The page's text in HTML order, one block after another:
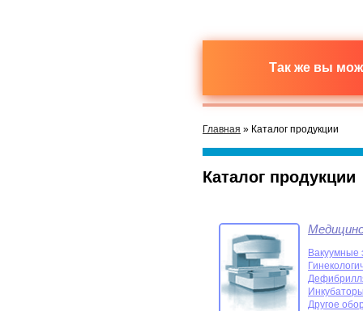
Так же вы
Главная » Каталог продукции
Каталог продукции
Вакуумные
Другое